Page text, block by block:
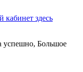
здесь
успешно, Большое